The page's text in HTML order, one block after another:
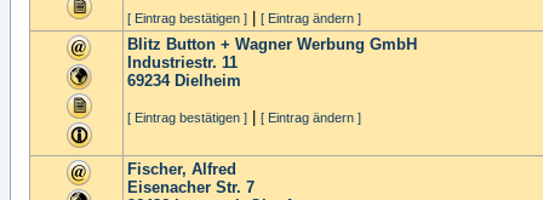
[ Eintrag bestätigen ] [ Eintrag ändern ]
Blitz Button + Wagner Werbung GmbH
Industriestr. 11
69234 Dielheim
[ Eintrag bestätigen ] [ Eintrag ändern ]
Fischer, Alfred
Eisenacher Str. 7